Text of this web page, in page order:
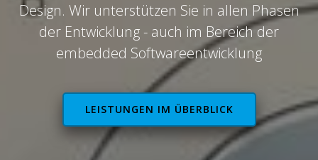
Design. Wir unterstützen Sie in allen Phasen
der Entwicklung - auch im Bereich der
embedded Softwareentwicklung
LEISTUNGEN IM ÜBERBLICK